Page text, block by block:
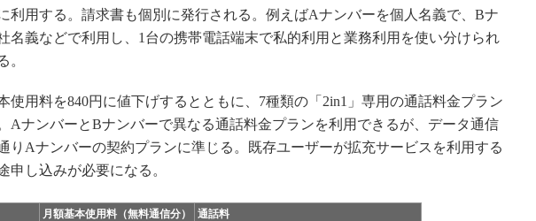
利用する。請求書も個別に発行される。例えばAナンバーを個人名義で、Bナ
名義などで利用し、1台の携帯電話端末で私的利用と業務利用を使い分けられ
。
使用料を840円に値下げするとともに、7種類の「2in1」専用の通話料金プラン
AナンバーとBナンバーで異なる通話料金プランを利用できるが、データ通信
りAナンバーの契約プランに準じる。既存ユーザーが拡充サービスを利用する
申し込みが必要になる。
月額基本使用料（無料通信分）
通話料